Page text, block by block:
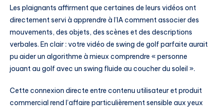
Les plaignants affirment que certaines de leurs vidéos ont
directement servi à apprendre à l’IA comment associer des
mouvements, des objets, des scènes et des descriptions
verbales. En clair : votre vidéo de swing de golf parfaite aurait
pu aider un algorithme à mieux comprendre « personne
jouant au golf avec un swing fluide au coucher du soleil ».
Cette connexion directe entre contenu utilisateur et produit
commercial rend l’affaire particulièrement sensible aux yeux